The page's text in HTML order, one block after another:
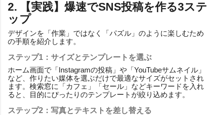
2. 【実践】爆速でSNS投稿を作る3ステ
ップ
デザインを「作業」ではなく「パズル」のように楽しむため
の手順を紹介します。
ステップ1：サイズとテンプレートを選ぶ
ホーム画面で「Instagramの投稿」や「YouTubeサムネイル」
など、作りたい媒体を選ぶだけで最適なサイズがセットされ
ます。検索窓に「カフェ」「セール」などキーワードを入れ
ると、目的にぴったりのテンプレートが絞り込めます。
ステップ2：写真とテキストを差し替える